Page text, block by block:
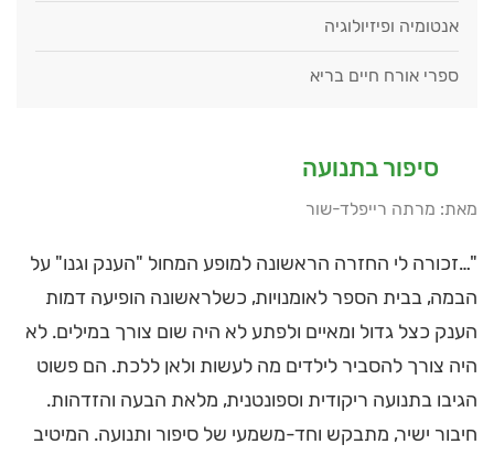
אנטומיה ופיזיולוגיה
ספרי אורח חיים בריא
סיפור בתנועה
מאת: מרתה רייפלד-שור
"…זכורה לי החזרה הראשונה למופע המחול "הענק וגנו" על
הבמה, בבית הספר לאומנויות, כשלראשונה הופיעה דמות
הענק כצל גדול ומאיים ולפתע לא היה שום צורך במילים. לא
היה צורך להסביר לילדים מה לעשות ולאן ללכת. הם פשוט
הגיבו בתנועה ריקודית וספונטנית, מלאת הבעה והזדהות.
חיבור ישיר, מתבקש וחד-משמעי של סיפור ותנועה. המיטיב